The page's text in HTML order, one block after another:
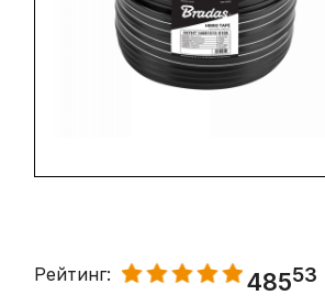
Рейтинг: 48553